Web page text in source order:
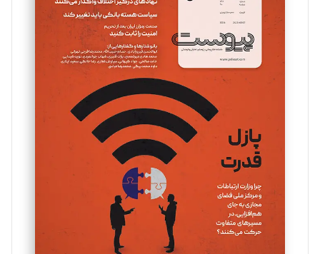
تحریریه
مینا پاکدل
یسنا امان‌پور
تحریریه
ملینا جعفری
تحریریه